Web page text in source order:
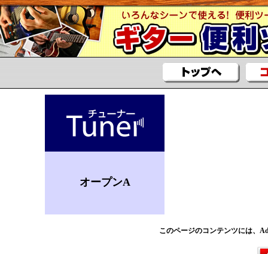
オープンA
このページのコンテンツには、